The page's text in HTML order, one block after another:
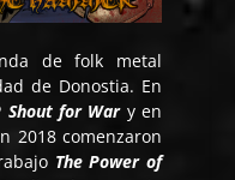
de folk metal
de Donostia. En
Shout for War y en
2018 comenzaron
The Power of